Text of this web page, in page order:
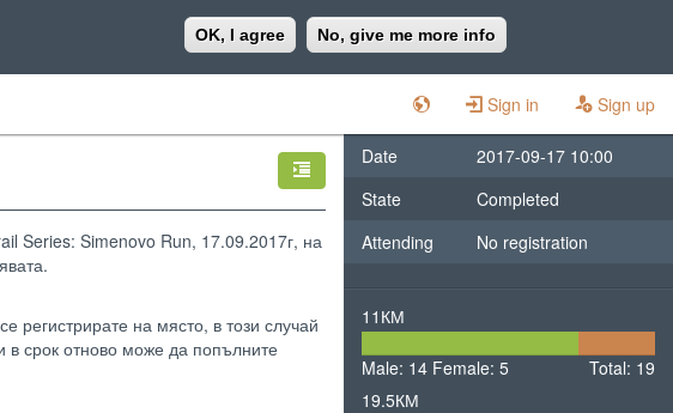
OK, I agree No, give me more info
Sign in Sign up
Series: Simenovo Run, 17.09.2017г, на
на място, в този случай
в срок отново може да попълните
Date
2017-09-17 10:00
State
Completed
Attending
No registration
11КМ
Male
Female
Male: 14 Female: 5
Total: 19
19.5КМ